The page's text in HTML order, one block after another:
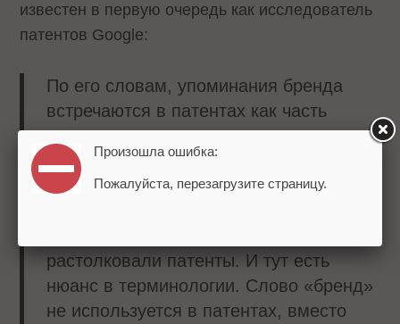
известен в первую очередь как исследователь
патентов Google:
По его словам, упоминания бренда
встречаются в патентах как часть
подхода для определения показателя
качества страниц сайта (но не для
ранжирования этих страниц). Еще в
растолковали патенты. И тут есть
нюанс в терминологии. Слово «бренд»
не используется в патентах, вместо
Произошла ошибка:
Пожалуйста, перезагрузите страницу.